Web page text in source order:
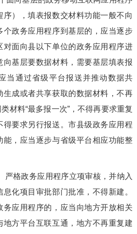
序），填表报数交材料功能一般不向
个政务应用程序到基层的，应当逐步
对面向县以下单位的政务应用程序进
向基层要数据材料，需要基层填表报
当通过省级平台报送并推动数据共
生成或者共享获取的数据材料，不再
材料“最多报一次”，不得再要求重复
得要求另行报送。市县级政务应用程
能，应当逐步与省级平台相应功能整
格政务应用程序立项审核，并纳入
化项目审批部门批准，不得新建。
务应用程序的，应当向地方开放相关
地方平台互联互通，地方不再重复建